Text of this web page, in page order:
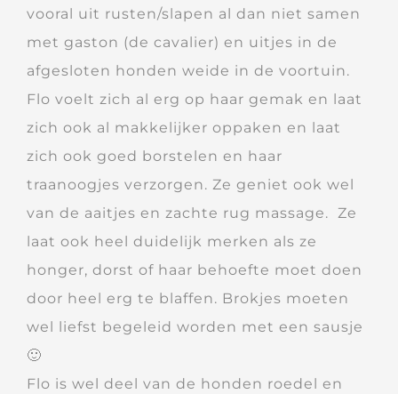
vooral uit rusten/slapen al dan niet samen
met gaston (de cavalier) en uitjes in de
afgesloten honden weide in de voortuin.
Flo voelt zich al erg op haar gemak en laat
zich ook al makkelijker oppaken en laat
zich ook goed borstelen en haar
traanoogjes verzorgen. Ze geniet ook wel
van de aaitjes en zachte rug massage. Ze
laat ook heel duidelijk merken als ze
honger, dorst of haar behoefte moet doen
door heel erg te blaffen. Brokjes moeten
wel liefst begeleid worden met een sausje
🙂
Flo is wel deel van de honden roedel en